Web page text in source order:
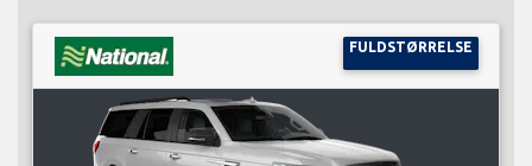
FULDSTØRRELSE